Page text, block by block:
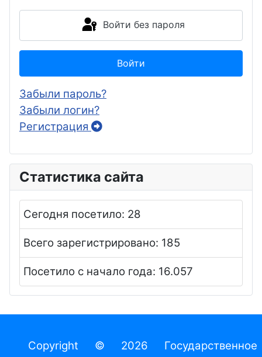
Войти без пароля
Войти
Забыли пароль?
Забыли логин?
Регистрация
Статистика сайта
Сегодня посетило: 28
Всего зарегистрировано: 185
Посетило с начало года: 16.057
Copyright © 2026 Государственное